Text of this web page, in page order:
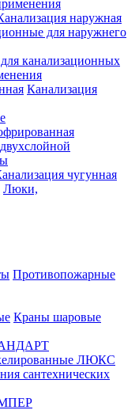
наружная
для наружнего
канализационных
Канализация
чугунная
Люки,
Противопожарные
Краны шаровые
ЛЮКС
сантехнических